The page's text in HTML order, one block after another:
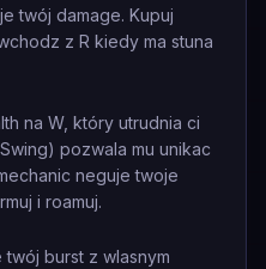
twój damage. Kupuj
z R kiedy ma stuna
na W, który utrudnia ci
pozwala mu unikac
neguje twoje
i roamuj.
burst z wlasnym